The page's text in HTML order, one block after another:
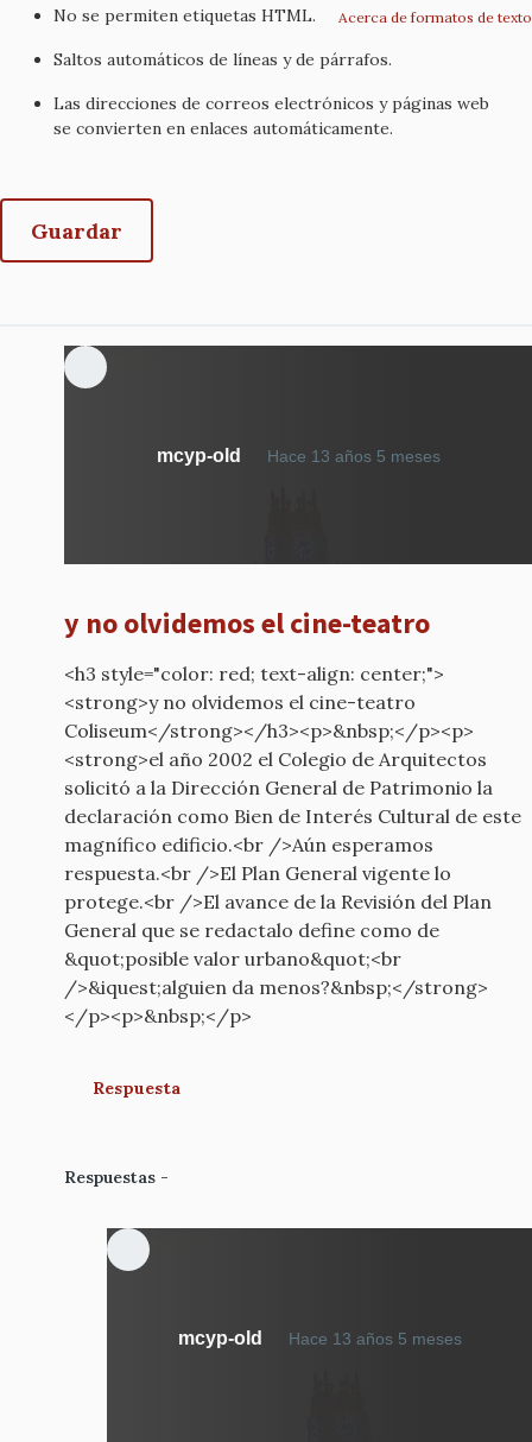
Acerca de formatos de texto
No se permiten etiquetas HTML.
Saltos automáticos de líneas y de párrafos.
Las direcciones de correos electrónicos y páginas web
se convierten en enlaces automáticamente.
mcyp-old Hace 13 años 5 meses
y no olvidemos el cine-teatro
<h3 style="color: red; text-align: center;">
<strong>y no olvidemos el cine-teatro
Coliseum</strong></h3><p>&nbsp;</p><p>
<strong>el año 2002 el Colegio de Arquitectos
solicitó a la Dirección General de Patrimonio ​la
declaración como Bien de Interés Cultural de este
magnífico edificio.<br />Aún esperamos
respuesta.<br />El Plan General vigente lo
protege.<br />El avance de la Revisión del Plan
General que se redactalo define como de
&quot;posible valor urbano&quot;<br
/>&iquest;alguien da menos?&nbsp;</strong>
</p><p>&nbsp;</p>
Respuesta
Respuestas
mcyp-old Hace 13 años 5 mesesEn